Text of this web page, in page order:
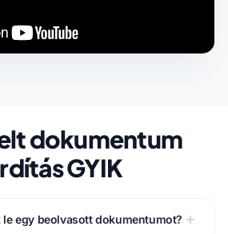
dokumentum
GYIK
egy beolvasott dokumentumot?